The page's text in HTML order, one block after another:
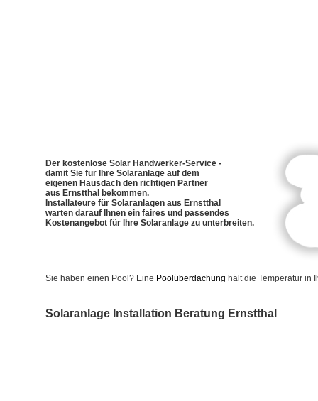
Der kostenlose Solar Handwerker-Service -
damit Sie für Ihre Solaranlage auf dem
eigenen Hausdach den richtigen Partner
aus Ernstthal bekommen.
Installateure für Solaranlagen aus Ernstthal
warten darauf Ihnen ein faires und passendes
Kostenangebot für Ihre Solaranlage zu unterbreiten.
Sie haben einen Pool? Eine Poolüberdachung hält die Temperatur in
Solaranlage Installation Beratung Ernstthal